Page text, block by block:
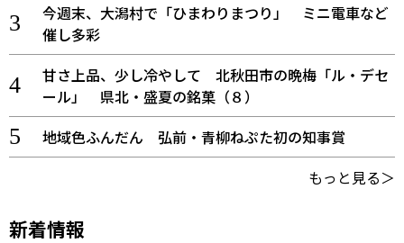
今週末、大潟村で「ひまわりまつり」 ミニ電車など
催し多彩
甘さ上品、少し冷やして 北秋田市の晩梅「ル・デセ
ール」 県北・盛夏の銘菓（８）
地域色ふんだん 弘前・青柳ねぷた初の知事賞
もっと見る＞
新着情報